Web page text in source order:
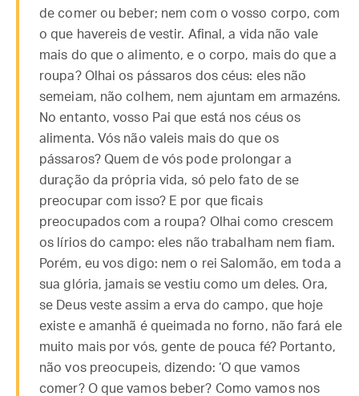
de comer ou beber; nem com o vosso corpo, com
o que havereis de vestir. Afinal, a vida não vale
mais do que o alimento, e o corpo, mais do que a
roupa? Olhai os pássaros dos céus: eles não
semeiam, não colhem, nem ajuntam em armazéns.
No entanto, vosso Pai que está nos céus os
alimenta. Vós não valeis mais do que os
pássaros? Quem de vós pode prolongar a
duração da própria vida, só pelo fato de se
preocupar com isso? E por que ficais
preocupados com a roupa? Olhai como crescem
os lírios do campo: eles não trabalham nem fiam.
Porém, eu vos digo: nem o rei Salomão, em toda a
sua glória, jamais se vestiu como um deles. Ora,
se Deus veste assim a erva do campo, que hoje
existe e amanhã é queimada no forno, não fará ele
muito mais por vós, gente de pouca fé? Portanto,
não vos preocupeis, dizendo: ‘O que vamos
comer? O que vamos beber? Como vamos nos